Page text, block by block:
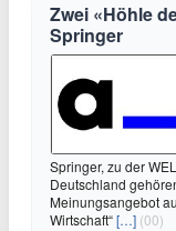
Zwei «Höhle
Springer
Springer, zu der
Deutschland
Meinungsangebot
Wirtschaft“[…] (00)